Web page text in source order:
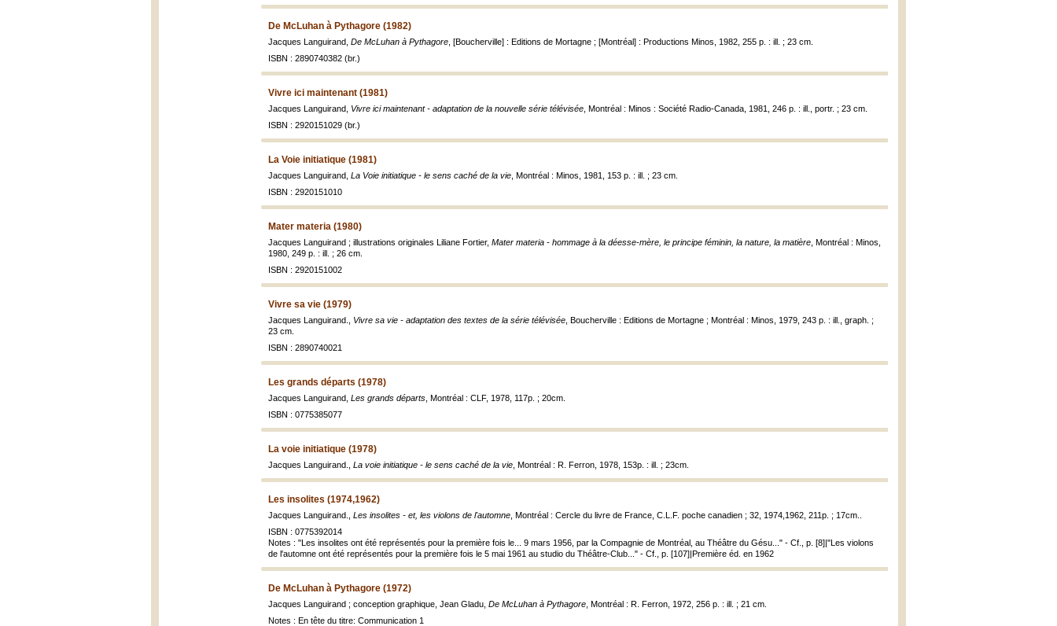
De McLuhan à Pythagore (1982)
Jacques Languirand, De McLuhan à Pythagore , [Boucherville] : Editions de Mortagne ; [Montréal] : Productions Minos, 1982, 255 p. : ill. ; 23 cm.
ISBN : 2890740382 (br.)
Vivre ici maintenant (1981)
Jacques Languirand, Vivre ici maintenant - adaptation de la nouvelle série télévisée , Montréal : Minos : Société Radio-Canada, 1981, 246 p. : ill., portr. ; 23 cm.
ISBN : 2920151029 (br.)
La Voie initiatique (1981)
Jacques Languirand, La Voie initiatique - le sens caché de la vie , Montréal : Minos, 1981, 153 p. : ill. ; 23 cm.
ISBN : 2920151010
Mater materia (1980)
Jacques Languirand ; illustrations originales Liliane Fortier, Mater materia - hommage à la déesse-mère, le principe féminin, la nature, la matière , Montréal : Minos,
1980, 249 p. : ill. ; 26 cm.
ISBN : 2920151002
Vivre sa vie (1979)
Jacques Languirand., Vivre sa vie - adaptation des textes de la série télévisée , Boucherville : Editions de Mortagne ; Montréal : Minos, 1979, 243 p. : ill., graph. ;
23 cm.
ISBN : 2890740021
Les grands départs (1978)
Jacques Languirand, Les grands départs , Montréal : CLF, 1978, 117p. ; 20cm.
ISBN : 0775385077
La voie initiatique (1978)
Jacques Languirand., La voie initiatique - le sens caché de la vie , Montréal : R. Ferron, 1978, 153p. : ill. ; 23cm.
Les insolites (1974,1962)
Jacques Languirand., Les insolites - et, les violons de l'automne , Montréal : Cercle du livre de France, C.L.F. poche canadien ; 32, 1974,1962, 211p. ; 17cm..
ISBN : 0775392014
Notes : "Les insolites ont été représentés pour la première fois le... 9 mars 1956, par la Compagnie de Montréal, au Théâtre du Gésu..." - Cf., p. [8]|"Les violons
de l'automne ont été représentés pour la première fois le 5 mai 1961 au studio du Théâtre-Club..." - Cf., p. [107]|Première éd. en 1962
De McLuhan à Pythagore (1972)
Jacques Languirand ; conception graphique, Jean Gladu, De McLuhan à Pythagore , Montréal : R. Ferron, 1972, 256 p. : ill. ; 21 cm.
Notes : En tête du titre: Communication 1